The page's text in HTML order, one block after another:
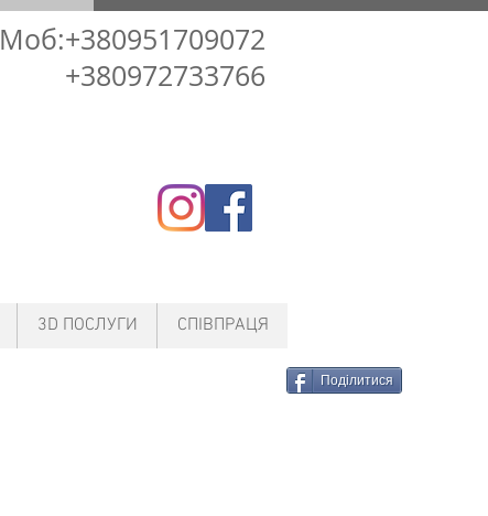
Моб:+380951709072
+380972733766
Поділитися
3D ПОСЛУГИ СПІВПРАЦЯ